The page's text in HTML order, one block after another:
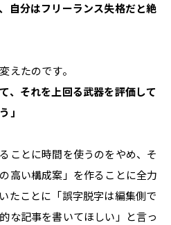
自分はフリーランス失格だと絶
えたのです。
、それを上回る武器を評価して
」
ことに時間を使うのをやめ、そ
高い構成案」を作ることに全力
たことに「誤字脱字は編集側で
な記事を書いてほしい」と言っ